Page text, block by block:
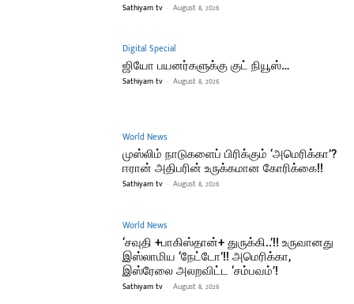
Sathiyam tv - August 8, 2026
Digital Special
ஜியோ பயனர்களுக்கு குட் நியூஸ்…
Sathiyam tv - August 8, 2026
World News
முஸ்லிம் நாடுகளைப் பிரிக்கும் ‘அமெரிக்கா’?
ஈரான் அதிபரின் உருக்கமான கோரிக்கை!!
Sathiyam tv - August 8, 2026
World News
‘சவுதி +பாகிஸ்தான்+ துருக்கி..’!! உருவானது
இஸ்லாமிய ‘நேட்டோ’!! அமெரிக்கா,
இஸ்ரேலை அலறவிட்ட ‘சம்பவம்’!
Sathiyam tv - August 8, 2026